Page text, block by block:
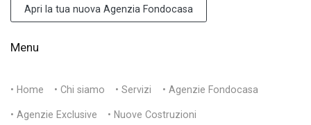
Apri la tua nuova Agenzia Fondocasa
Menu
• Home • Chi siamo • Servizi • Agenzie Fondocasa
• Agenzie Exclusive • Nuove Costruzioni